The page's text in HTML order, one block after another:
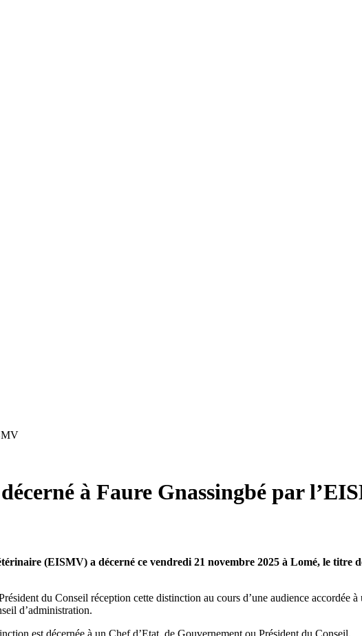
à Faure Gnassingbé par
(EISMV) a décerné ce vendredi 21 novembre 2025 à Lomé, le titre
du Conseil réception cette distinction au cours d’une audience accordée
d’administration.
est décernée à un Chef d’Etat, de Gouvernement ou Président du Conseil.